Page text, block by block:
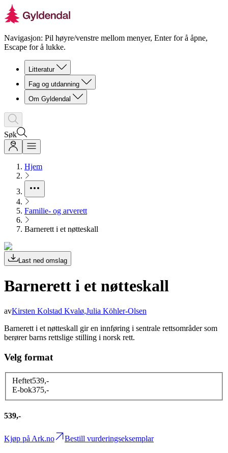
Navigasjon: Pil høyre/venstre mellom menyer, Enter for å åpne,
Escape for å lukke.
Litteratur
Fag og utdanning
Om Gyldendal
Søk
Hjem
Familie- og arverett
Barnerett i et nøtteskall
Last ned omslag
Barnerett i et nøtteskall
avKirsten Kolstad Kvalø,Julia Köhler-Olsen
Barnerett i et nøtteskall gir en innføring i sentrale rettsområder som
berører barns rettslige stilling i norsk rett.
Velg format
Heftet539,-
E-bok375,-
539,-
Kjøp på Ark.no Bestill vurderingseksemplar